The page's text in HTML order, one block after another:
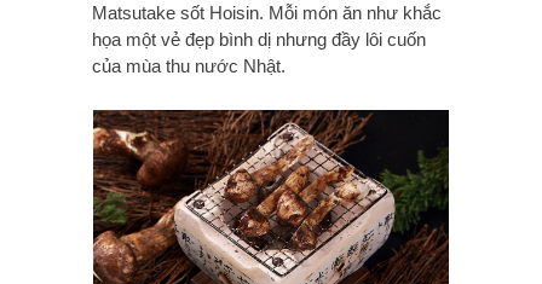
Matsutake sốt Hoisin. Mỗi món ăn như khắc
họa một vẻ đẹp bình dị nhưng đầy lôi cuốn
của mùa thu nước Nhật.